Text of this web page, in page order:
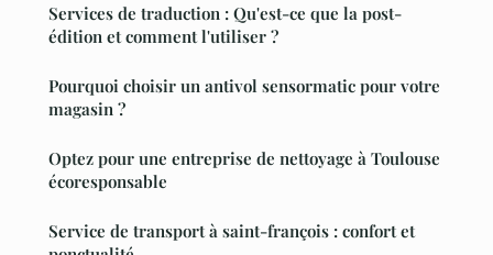
Services de traduction : Qu'est-ce que la post-
édition et comment l'utiliser ?
Pourquoi choisir un antivol sensormatic pour votre
magasin ?
Optez pour une entreprise de nettoyage à Toulouse
écoresponsable
Service de transport à saint-françois : confort et